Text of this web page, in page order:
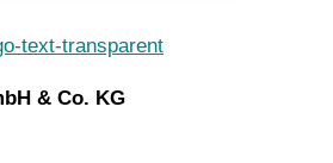
& Co. KG